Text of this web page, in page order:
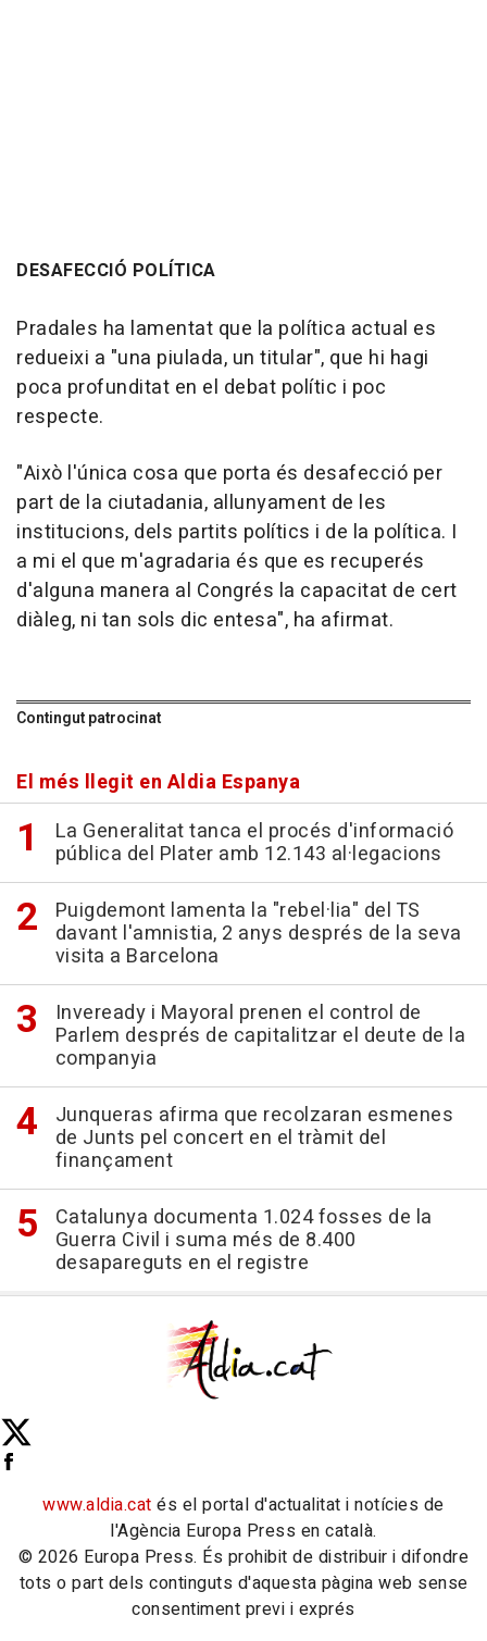
DESAFECCIÓ POLÍTICA
Pradales ha lamentat que la política actual es
redueixi a "una piulada, un titular", que hi hagi
poca profunditat en el debat polític i poc
respecte.
"Això l'única cosa que porta és desafecció per
part de la ciutadania, allunyament de les
institucions, dels partits polítics i de la política. I
a mi el que m'agradaria és que es recuperés
d'alguna manera al Congrés la capacitat de cert
diàleg, ni tan sols dic entesa", ha afirmat.
Contingut patrocinat
El més llegit en Aldia Espanya
La Generalitat tanca el procés d'informació
pública del Plater amb 12.143 al·legacions
Puigdemont lamenta la "rebel·lia" del TS
davant l'amnistia, 2 anys després de la seva
visita a Barcelona
Inveready i Mayoral prenen el control de
Parlem després de capitalitzar el deute de la
companyia
Junqueras afirma que recolzaran esmenes
de Junts pel concert en el tràmit del
finançament
Catalunya documenta 1.024 fosses de la
Guerra Civil i suma més de 8.400
desapareguts en el registre
www.aldia.cat és el portal d'actualitat i notícies de
l'Agència Europa Press en català.
© 2026 Europa Press. És prohibit de distribuir i difondre
tots o part dels continguts d'aquesta pàgina web sense
consentiment previ i exprés